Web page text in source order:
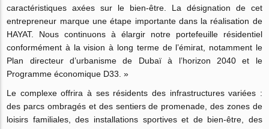
caractéristiques axées sur le bien-être. La désignation de cet
entrepreneur marque une étape importante dans la réalisation de
HAYAT. Nous continuons à élargir notre portefeuille résidentiel
conformément à la vision à long terme de l’émirat, notamment le
Plan directeur d’urbanisme de Dubaï à l’horizon 2040 et le
Programme économique D33. »
Le complexe offrira à ses résidents des infrastructures variées :
des parcs ombragés et des sentiers de promenade, des zones de
loisirs familiales, des installations sportives et de bien-être, des